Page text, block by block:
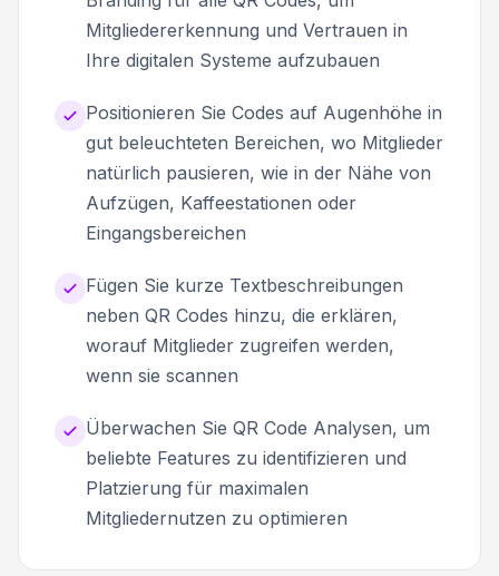
Mitgliedererkennung und Vertrauen in
Ihre digitalen Systeme aufzubauen
Positionieren Sie Codes auf Augenhöhe in
gut beleuchteten Bereichen, wo Mitglieder
natürlich pausieren, wie in der Nähe von
Aufzügen, Kaffeestationen oder
Eingangsbereichen
Fügen Sie kurze Textbeschreibungen
neben QR Codes hinzu, die erklären,
worauf Mitglieder zugreifen werden,
wenn sie scannen
Überwachen Sie QR Code Analysen, um
beliebte Features zu identifizieren und
Platzierung für maximalen
Mitgliedernutzen zu optimieren